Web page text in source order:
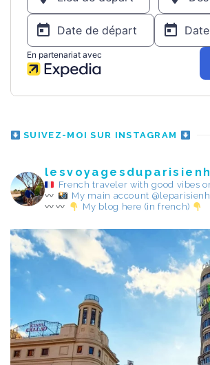
SUIVEZ-MOI SUR INSTAGRAM
French traveler with good vibes
My main account
My blog here (in french)